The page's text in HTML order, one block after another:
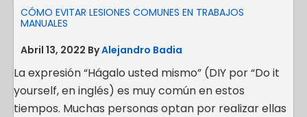
CÓMO EVITAR LESIONES COMUNES EN TRABAJOS
MANUALES
Abril 13, 2022 ByAlejandro Badia
La expresión “Hágalo usted mismo” (DIY por “Do it
yourself, en inglés) es muy común en estos
tiempos. Muchas personas optan por realizar ellas